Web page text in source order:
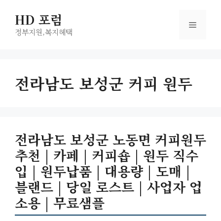
HD 포럼
정부지원,복지헤택
메
전라남도 보성군 커피 원두
전라남도 보성군 노동면 커피원두
추천 | 카페 | 커피숍 | 원두 직수
입 | 원두납품 | 대용량 | 도매 |
블랜드 | 당일 로스트 | 사업자 업
소용 | 무료샘플